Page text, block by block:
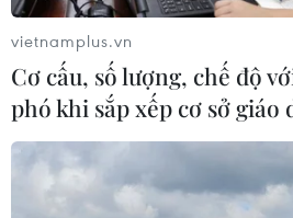
Làn sóng người Israel di cư ra
ngoài vẫn ở mức kỷ lục
03/08/2026 11:32
vietnamplus.vn
Cơ cấu, số lượng, chế độ
phó khi sắp xếp cơ sở giáo